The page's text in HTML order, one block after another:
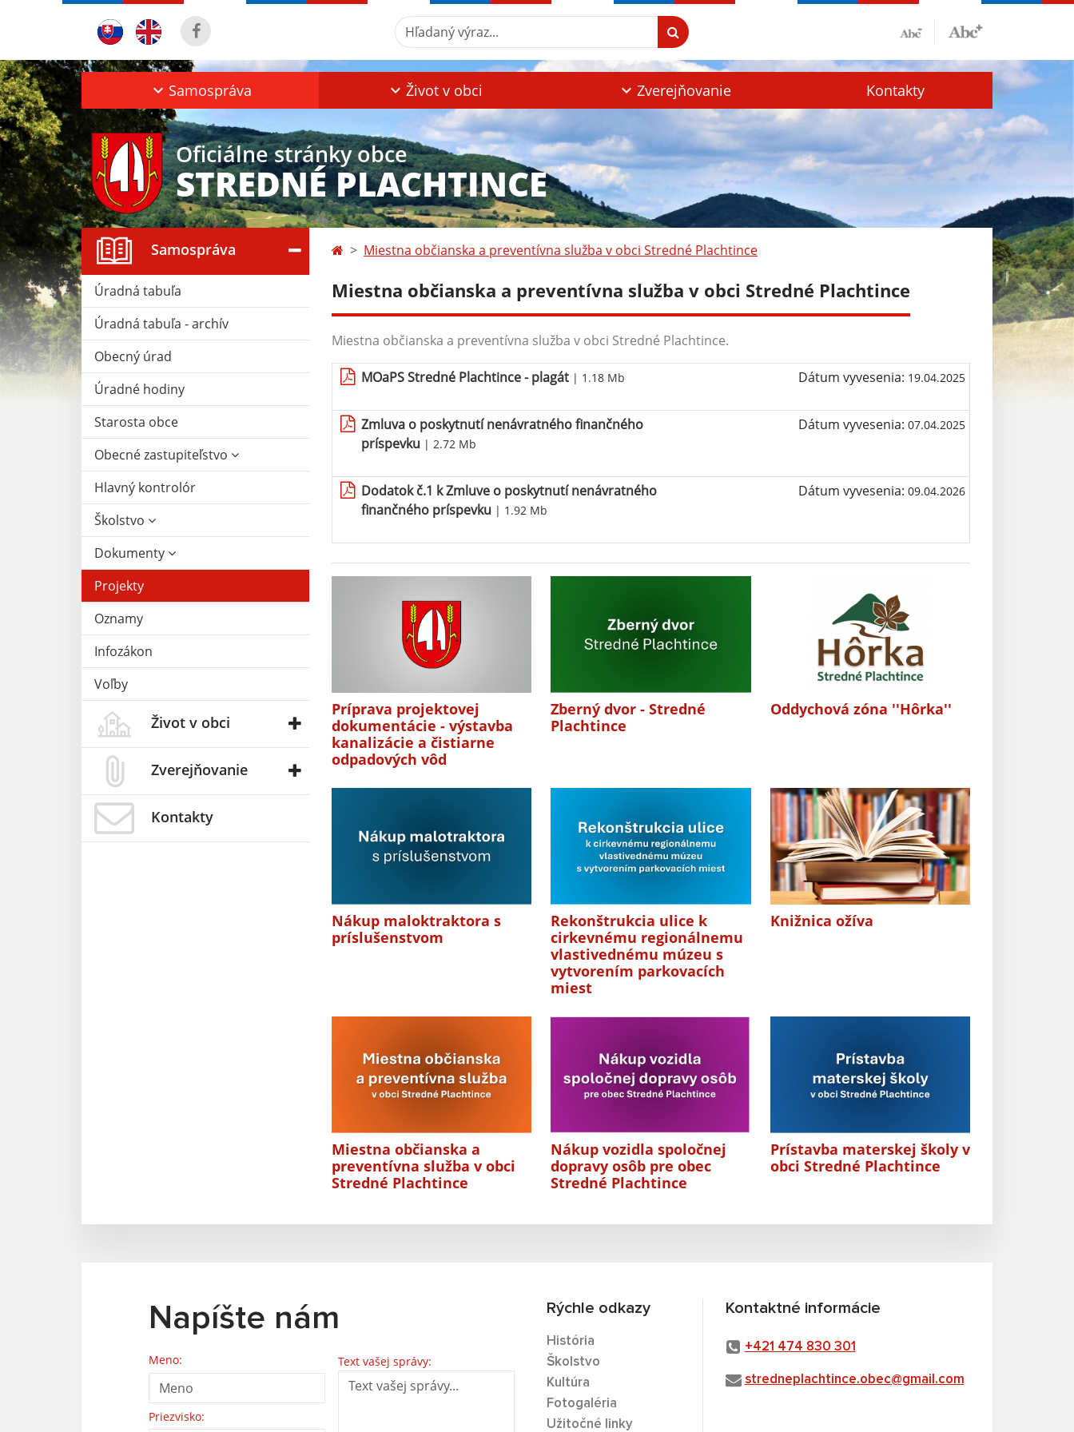
Hľadaný výraz...
Samospráva Život v obci Zverejňovanie Kontakty
Oficiálne stránky obce
STREDNÉ PLACHTINCE
Samospráva
Úradná tabuľa
Úradná tabuľa - archív
Obecný úrad
Úradné hodiny
Starosta obce
Obecné zastupiteľstvo
Hlavný kontrolór
Školstvo
Dokumenty
Projekty
Oznamy
Infozákon
Voľby
Život v obci
Zverejňovanie
Kontakty
Miestna občianska a preventívna služba v obci Stredné Plachtince
Miestna občianska a preventívna služba v obci Stredné Plachtince
Miestna občianska a preventívna služba v obci Stredné Plachtince.
MOaPS Stredné Plachtince - plagát | 1.18 Mb Dátum vyvesenia: 19.04.2025
Zmluva o poskytnutí nenávratného finančného
príspevku | 2.72 Mb
Dátum vyvesenia: 07.04.2025
Dodatok č.1 k Zmluve o poskytnutí nenávratného
finančného príspevku | 1.92 Mb
Dátum vyvesenia: 09.04.2026
Príprava projektovej
dokumentácie - výstavba
kanalizácie a čistiarne
odpadových vôd
Zberný dvor - Stredné
Plachtince
Oddychová zóna ''Hôrka''
Nákup maloktraktora s
príslušenstvom
Rekonštrukcia ulice k
cirkevnému regionálnemu
vlastivednému múzeu s
vytvorením parkovacích
miest
Knižnica ožíva
Miestna občianska a
preventívna služba v obci
Stredné Plachtince
Nákup vozidla spoločnej
dopravy osôb pre obec
Stredné Plachtince
Prístavba materskej školy v
obci Stredné Plachtince
Napíšte nám
Meno:
Priezvisko:
Text vašej správy:
Rýchle odkazy
História
Školstvo
Kultúra
Fotogaléria
Užitočné linky
Kontaktné informácie
+421 474 830 301
stredneplachtince.obec@gmail.com